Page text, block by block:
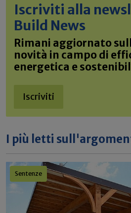
Iscriviti alla
Build News
Rimani aggiornato
novità in campo di
energetica e
Iscriviti
I più letti
Sentenze